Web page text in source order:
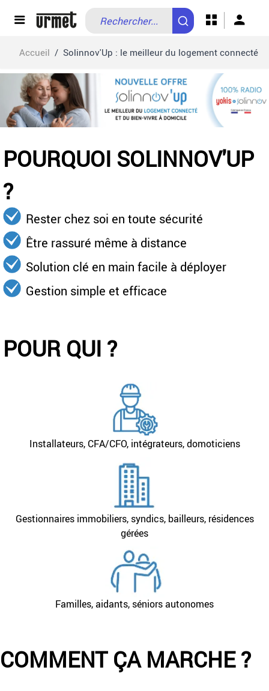
Allez au contenu
Accueil / Solinnov'Up : le meilleur du logement connecté
POURQUOI SOLINNOV'UP
?
Rester chez soi en toute sécurité
Être rassuré même à distance
Solution clé en main facile à déployer
Gestion simple et efficace
POUR QUI ?
Installateurs, CFA/CFO, intégrateurs, domoticiens
Gestionnaires immobiliers, syndics, bailleurs, résidences
gérées
Familles, aidants, séniors autonomes
COMMENT ÇA MARCHE ?